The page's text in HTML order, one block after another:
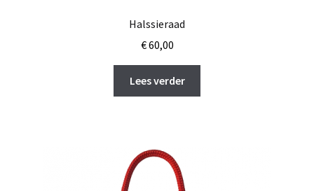
Halssieraad
€60,00
Lees verder